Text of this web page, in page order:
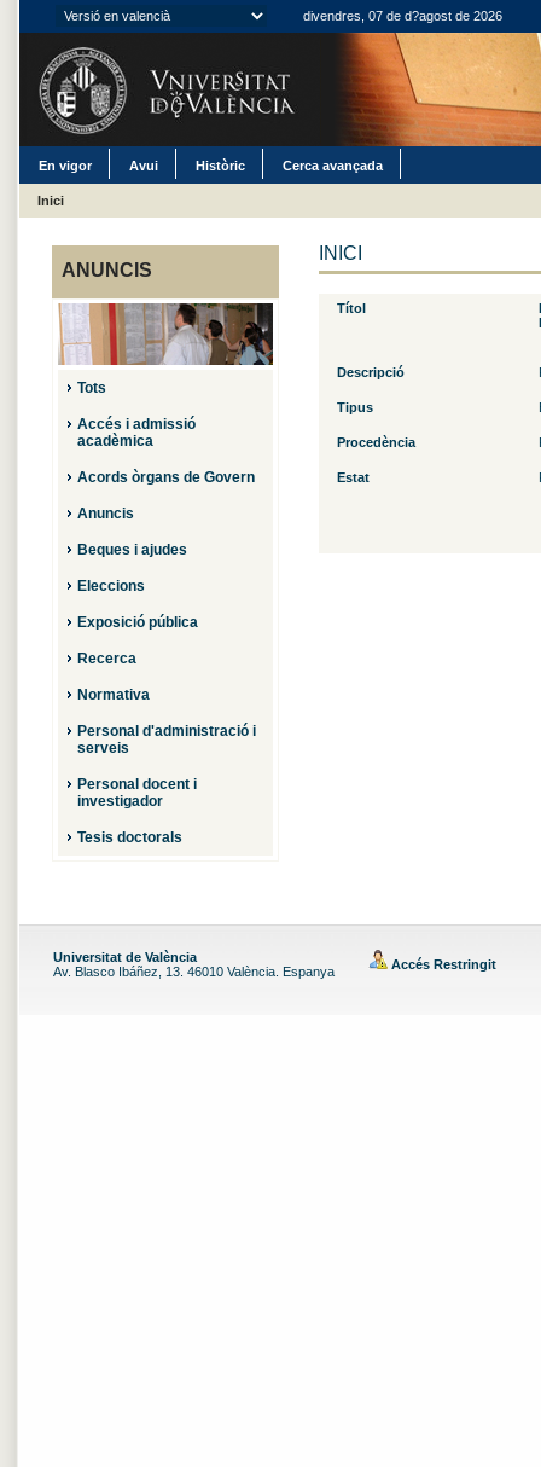
divendres, 07 de d?agost de 2026
En vigor Avui Històric Cerca avançada
Inici
ANUNCIS
Tots
Accés i admissió
acadèmica
Acords òrgans de Govern
Anuncis
Beques i ajudes
Eleccions
Exposició pública
Recerca
Normativa
Personal d'administració i
serveis
Personal docent i
investigador
Tesis doctorals
INICI
Títol
Descripció
Tipus
Procedència
Estat
Universitat de València
Av. Blasco Ibáñez, 13. 46010 València. Espanya
Accés Restringit